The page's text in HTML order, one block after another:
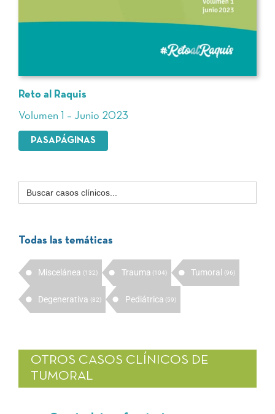
Reto al Raquis
Volumen 1 – Junio 2023
PASAPÁGINAS
Buscar:
Todas las temáticas
Miscelánea (132) Trauma (104) Tumoral (96)
Degenerativa (82) Pediátrica (59)
OTROS CASOS CLÍNICOS DE
TUMORAL